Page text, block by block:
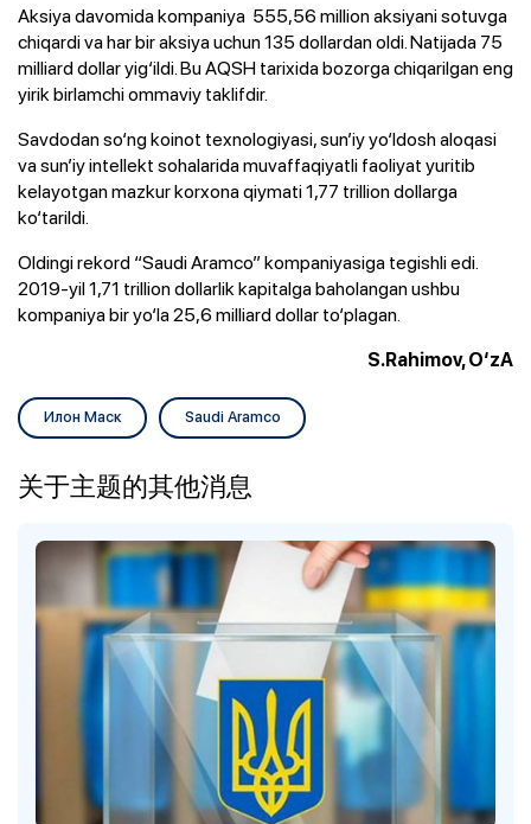
Aksiya davomida kompaniya 555,56 million aksiyani sotuvga
chiqardi va har bir aksiya uchun 135 dollardan oldi. Natijada 75
milliard dollar yig‘ildi. Bu AQSH tarixida bozorga chiqarilgan eng
yirik birlamchi ommaviy taklifdir.
Savdodan so‘ng koinot texnologiyasi,sun’iyyo‘ldosh aloqasi
va sun’iy intellekt sohalarida muvaffaqiyatli faoliyat yuritib
kelayotgan mazkur korxona qiymati 1,77 trillion dollarga
ko‘tarildi.
Oldingi rekord “Saudi Aramco” kompaniyasiga tegishli edi.
2019-yil 1,71 trillion dollarlik kapitalga baholangan ushbu
kompaniya bir yo‘la 25,6 milliard dollar to‘plagan.
S.Rahimov, O‘zA
Илон Маск Saudi Aramco
关于主题的其他消息